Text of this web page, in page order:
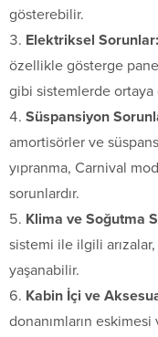
gösterebilir.
Elektriksel Sorunlar:
özellikle gösterge
gibi sistemlerde ortaya
Süspansiyon
amortisörler ve
yıpranma, Carnival
sorunlardır.
Klima ve Soğutma
sistemi ile ilgili
yaşanabilir.
Kabin İçi ve
donanımların